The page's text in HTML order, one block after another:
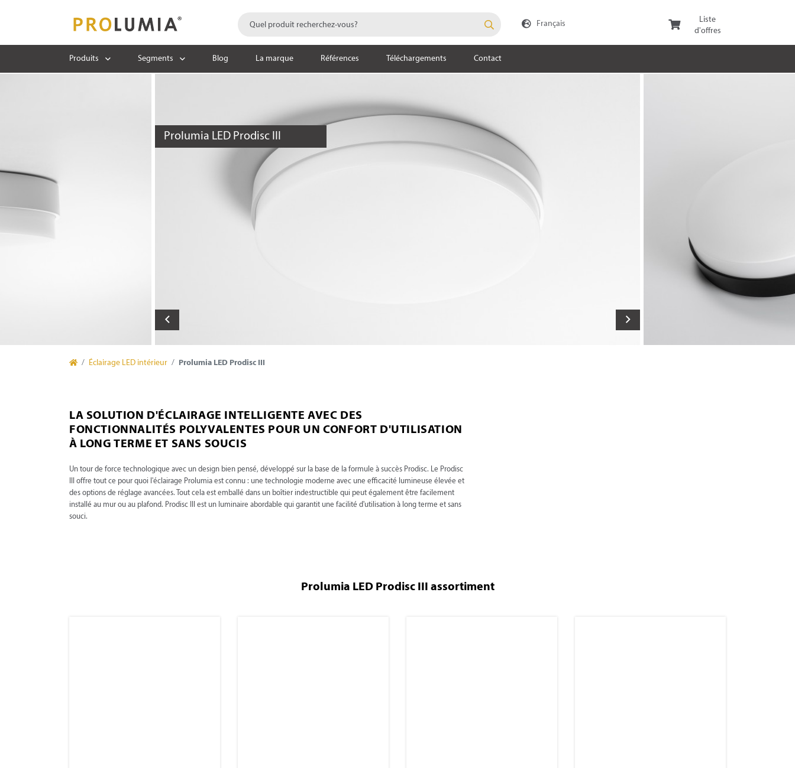
Liste
d'offres
Produits Segments Blog La marque Références Téléchargements Contact
Prolumia LED Prodisc III
Éclairage LED intérieur Prolumia LED Prodisc III
LA SOLUTION D'ÉCLAIRAGE INTELLIGENTE AVEC DES
FONCTIONNALITÉS POLYVALENTES POUR UN CONFORT D'UTILISATION
À LONG TERME ET SANS SOUCIS
Un tour de force technologique avec un design bien pensé, développé sur la base de la formule à succès Prodisc. Le Prodisc
III offre tout ce pour quoi l'éclairage Prolumia est connu : une technologie moderne avec une efficacité lumineuse élevée et
des options de réglage avancées. Tout cela est emballé dans un boîtier indestructible qui peut également être facilement
installé au mur ou au plafond. Prodisc III est un luminaire abordable qui garantit une facilité d'utilisation à long terme et sans
souci.
Prolumia LED Prodisc III assortiment